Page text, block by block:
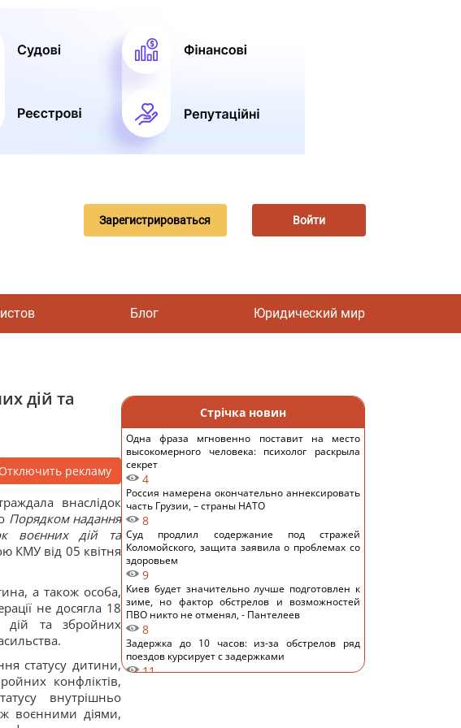
Зарегистрироваться Войти
Блог Юридический мир
дій та
Отключить рекламу
внаслідок
Порядком надання
воєнних дій та
КМУ від 05 квітня
а також особа,
не досягла 18
дій та збройних
статусу дитини,
конфліктів,
внутрішньо
воєнними діями,
Стрічка новин
Одна фраза мгновенно поставит на место
высокомерного человека: психолог раскрыла
секрет
4
Россия намерена окончательно аннексировать
часть Грузии, – страны НАТО
8
Суд продлил содержание под стражей
Коломойского, защита заявила о проблемах со
здоровьем
9
Киев будет значительно лучше подготовлен к
зиме, но фактор обстрелов и возможностей
ПВО никто не отменял, - Пантелеев
8
Задержка до 10 часов: из-за обстрелов ряд
поездов курсирует с задержками
11